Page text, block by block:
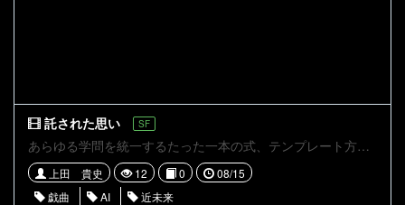
託された思い SF
あらゆる学問を統一するたった一本の式、テンプレート方程式。それをAIが読み込むことで起こる科学的特異点 西暦2150年、科学的特異点が起きてから100年後の世界、AIにより世界は最適化され支配されていた。人類解放軍のリーダー、リタは、仲間のシェリーを科学的特異点が起こる時代へと転送し、未来を変えるミッションを与えるのでした
上田 貴史 12 0
08/15
戯曲
AI 近未来